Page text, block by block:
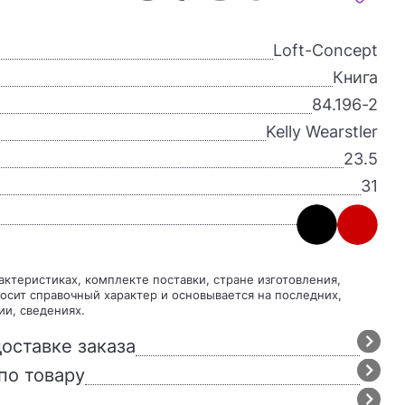
Loft-Concept
Книга
84.196-2
Kelly Wearstler
23.5
31
справочный характер и основывается на последних,
сведениях.
заказа
товару